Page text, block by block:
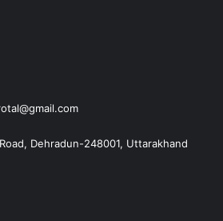
Dehradun-248001, Uttarakhand